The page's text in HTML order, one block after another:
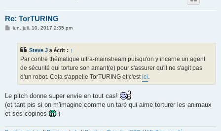
Re: TorTURING
Mlun. juil. 10, 2017 2:35 pm
Steve J a écrit : ↑
Par contre thématique ultra-mainstream puisqu'on y incarne un agent
de sécurité qui torture son amant(e) pour s'assurer qu'il ne s'agit pas
d'un robot. Cela s'appelle TorTURING et c'est ici
Le pitch donne super envie en tout cas!
(et tant pis si on m'imagine comme un taré qui aime torturer les animaux
et ses copines
)